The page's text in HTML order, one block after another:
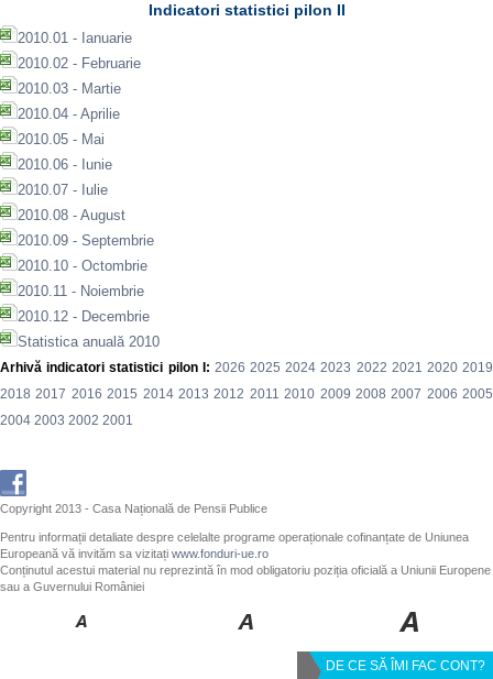
Indicatori statistici pilon II
2010.01 - Ianuarie
2010.02 - Februarie
2010.03 - Martie
2010.04 - Aprilie
2010.05 - Mai
2010.06 - Iunie
2010.07 - Iulie
2010.08 - August
2010.09 - Septembrie
2010.10 - Octombrie
2010.11 - Noiembrie
2010.12 - Decembrie
Statistica anuală 2010
Arhivă indicatori statistici pilon I: 2026 2025 2024 2023 2022 2021 2020 2019
2018 2017 2016 2015 2014 2013 2012 2011 2010 2009 2008 2007 2006 2005
2004 2003 2002 2001
Copyright 2013 - Casa Națională de Pensii Publice
Pentru informații detaliate despre celelalte programe operaționale cofinanțate de Uniunea
Europeană vă invităm sa vizitați www.fonduri-ue.ro
Conținutul acestui material nu reprezintă în mod obligatoriu poziția oficială a Uniunii Europene
sau a Guvernului României
DE CE SĂ ÎMI FAC CONT?